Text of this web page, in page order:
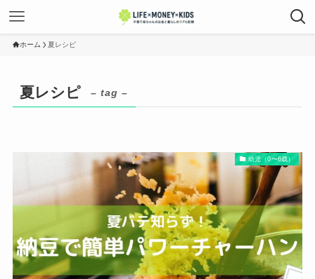
ホーム 夏レシピ
夏レシピ – tag –
幼児（0〜6歳）